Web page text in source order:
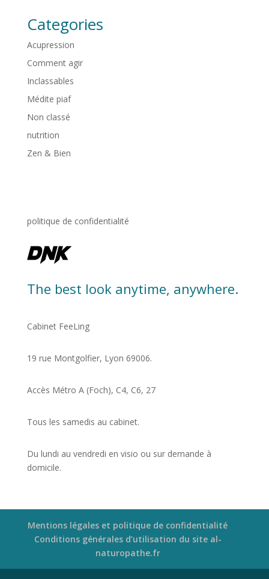
Categories
Acupression
Comment agir
Inclassables
Médite piaf
Non classé
nutrition
Zen & Bien
politique de confidentialité
The best look anytime, anywhere.
Cabinet FeeLing
19 rue Montgolfier, Lyon 69006.
Accès Métro A (Foch), C4, C6, 27
Tous les samedis au cabinet.
Du lundi au vendredi en visio ou sur demande à
domicile.
Mentions légales et politique de confidentialité
Conditions générales d’utilisation du site al-
naturopathe.fr